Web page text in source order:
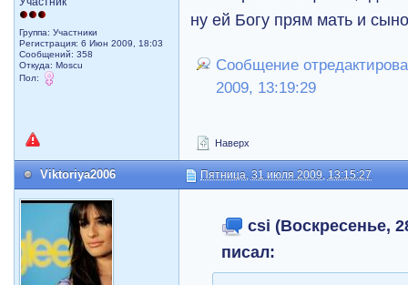
Группа: Участники
Регистрация: 6 Июн 2009, 18:03
Сообщений: 358
Откуда: Moscu
Пол:
ну ей Богу прям мать и
Сообщение
2009, 13:19:29
Наверх
Viktoriya2006 Пятница, 31 июля 2009, 13:15:27
csi (Воскресенье,
писал: